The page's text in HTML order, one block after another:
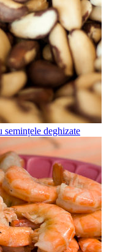
deghizate